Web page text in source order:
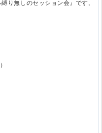
り無しのセッション会』です。